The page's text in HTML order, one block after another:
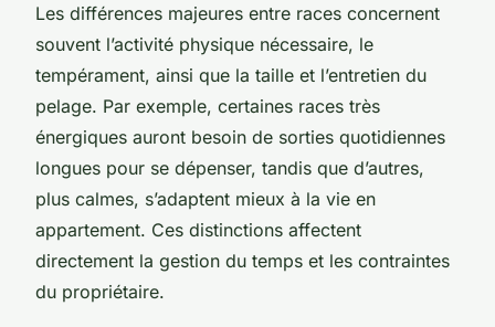
Les différences majeures entre races concernent
souvent l’activité physique nécessaire, le
tempérament, ainsi que la taille et l’entretien du
pelage. Par exemple, certaines races très
énergiques auront besoin de sorties quotidiennes
longues pour se dépenser, tandis que d’autres,
plus calmes, s’adaptent mieux à la vie en
appartement. Ces distinctions affectent
directement la gestion du temps et les contraintes
du propriétaire.